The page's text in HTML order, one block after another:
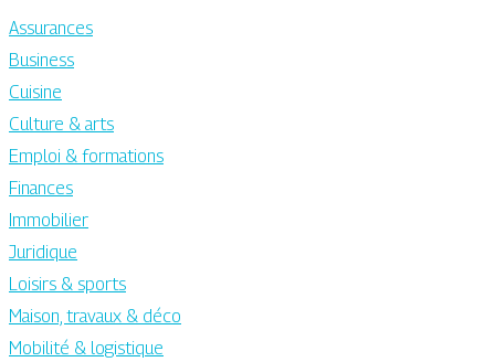
Assurances
Business
Cuisine
Culture & arts
Emploi & formations
Finances
Immobilier
Juridique
Loisirs & sports
Maison, travaux & déco
Mobilité & logistique